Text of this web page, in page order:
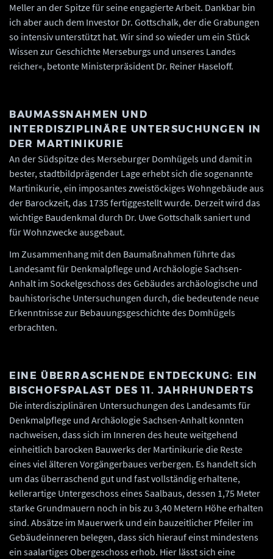
Meller an der Spitze für seine engagierte Arbeit. Dankbar bin
ich aber auch dem Investor Dr. Gottschalk, der die Grabungen
so intensiv unterstützt hat. Wir sind so wieder um ein Stück
Wissen zur Geschichte Merseburgs und unseres Landes
reicher«, betonte Ministerpräsident Dr. Reiner Haseloff.
BAUMASSNAHMEN UND I
NTERDISZIPLINÄRE UNTERSUCHUNGEN IN D
ER MARTINIKURIE
An der Südspitze des Merseburger Domhügels und damit in
bester, stadtbildprägender Lage erhebt sich die sogenannte
Martinikurie, ein imposantes zweistöckiges Wohngebäude aus
der Barockzeit, das 1735 fertiggestellt wurde. Derzeit wird das
wichtige Baudenkmal durch Dr. Uwe Gottschalk saniert und
für Wohnzwecke ausgebaut.
Im Zusammenhang mit den Baumaßnahmen führte das
Landesamt für Denkmalpflege und Archäologie Sachsen-
Anhalt im Sockelgeschoss des Gebäudes archäologische und
bauhistorische Untersuchungen durch, die bedeutende neue
Erkenntnisse zur Bebauungsgeschichte des Domhügels
erbrachten.
EINE ÜBERRASCHENDE ENTDECKUNG: EIN
BISCHOFSPALAST DES 11. JAHRHUNDERTS
Die interdisziplinären Untersuchungen des Landesamts für
Denkmalpflege und Archäologie Sachsen-Anhalt konnten
nachweisen, dass sich im Inneren des heute weitgehend
einheitlich barocken Bauwerks der Martinikurie die Reste
eines viel älteren Vorgängerbaues verbergen. Es handelt sich
um das überraschend gut und fast vollständig erhaltene,
kellerartige Untergeschoss eines Saalbaus, dessen 1,75 Meter
starke Grundmauern noch in bis zu 3,40 Metern Höhe erhalten
sind. Absätze im Mauerwerk und ein bauzeitlicher Pfeiler im
Gebäudeinneren belegen, dass sich hierauf einst mindestens
ein saalartiges Obergeschoss erhob. Hier lässt sich eine